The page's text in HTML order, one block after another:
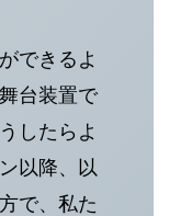
できるよ
台装置で
したらよ
以降、以
で、私た